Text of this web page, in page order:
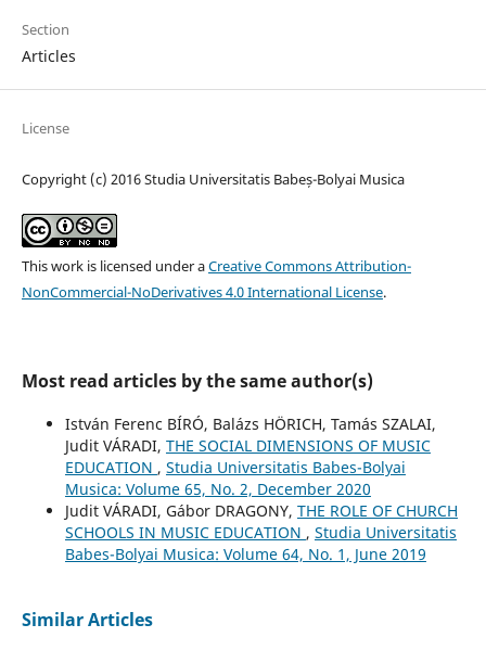
Section
Articles
License
Copyright (c) 2016 Studia Universitatis Babeș-Bolyai Musica
This work is licensed under aCreative Commons Attribution-
NonCommercial-NoDerivatives 4.0 International License.
Most read articles by the same author(s)
István Ferenc BÍRÓ, Balázs HÖRICH, Tamás SZALAI,
Judit VÁRADI, THE SOCIAL DIMENSIONS OF MUSIC
EDUCATION , Studia Universitatis Babes-Bolyai
Musica: Volume 65, No. 2, December 2020
Judit VÁRADI, Gábor DRAGONY, THE ROLE OF CHURCH
SCHOOLS IN MUSIC EDUCATION , Studia Universitatis
Babes-Bolyai Musica: Volume 64, No. 1, June 2019
Similar Articles